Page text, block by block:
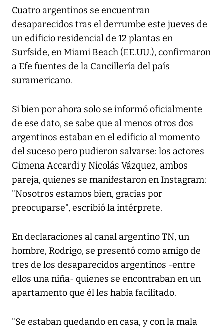
Cuatro argentinos se encuentran
desaparecidos tras el derrumbe este jueves de
un edificio residencial de 12 plantas en
Surfside, en Miami Beach (EE.UU.), confirmaron
a Efe fuentes de la Cancillería del país
suramericano.
Si bien por ahora solo se informó oficialmente
de ese dato, se sabe que al menos otros dos
argentinos estaban en el edificio al momento
del suceso pero pudieron salvarse: los actores
Gimena Accardi y Nicolás Vázquez, ambos
pareja, quienes se manifestaron en Instagram:
"Nosotros estamos bien, gracias por
preocuparse", escribió la intérprete.
En declaraciones al canal argentino TN, un
hombre, Rodrigo, se presentó como amigo de
tres de los desaparecidos argentinos -entre
ellos una niña- quienes se encontraban en un
apartamento que él les había facilitado.
"Se estaban quedando en casa, y con la mala